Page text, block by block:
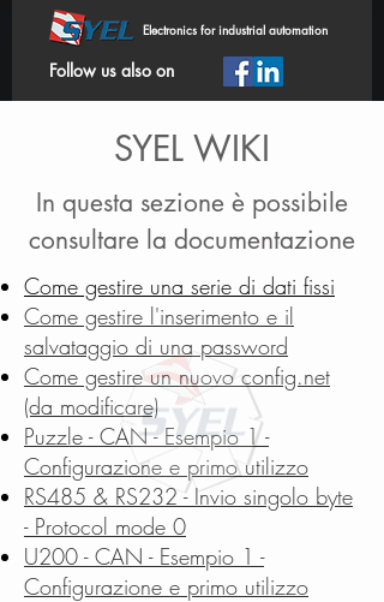
Electronics for industrial automation
Follow us also on
SYEL WIKI
In questa sezione è possibile
consultare la documentazione
Come gestire una serie di dati fissi
Come gestire l'inserimento e il
salvataggio di una password
Come gestire un nuovo config.net
(da modificare)
Puzzle - CAN - Esempio 1 -
Configurazione e primo utilizzo
RS485 & RS232 - Invio singolo byte
- Protocol mode 0
U200 - CAN - Esempio 1 -
Configurazione e primo utilizzo